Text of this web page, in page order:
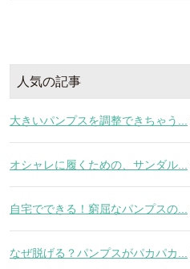
人気の記事
大きいパンプスを調整できちゃう...
オシャレに履くための、サンダル...
自宅でできる！窮屈なパンプスの...
なぜ脱げる？パンプスがパカパカ...